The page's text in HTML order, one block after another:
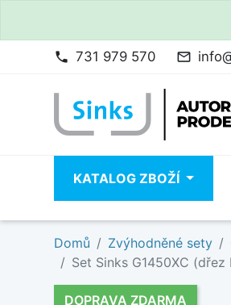
phone 731 979 570 mail_outline
KATALOG ZBOŽÍ
Domů Zvýhodněné sety
Set Sinks G1450XC
DOPRAVA ZDARMA